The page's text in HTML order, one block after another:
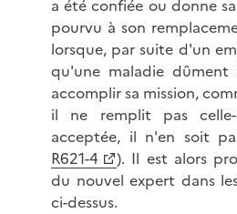
a été confiée ou donne
pourvu à son
lorsque, par suite d'un
qu'une maladie
accomplir sa mission,
il ne remplit pas
acceptée, il n'en soit
R621-4
). Il est alors
du nouvel expert dans
ci-dessus.